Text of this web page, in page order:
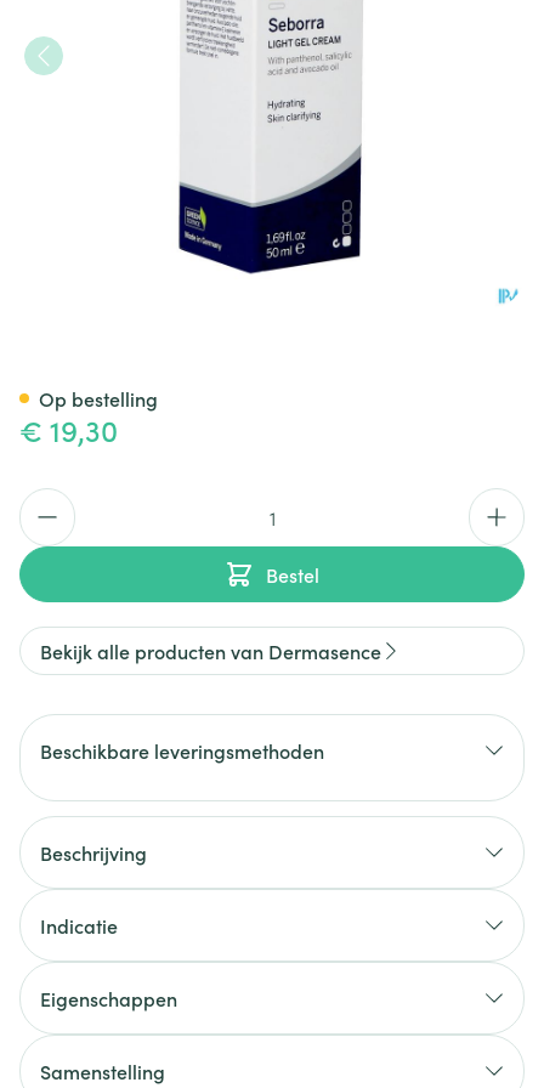
€ 19,30
Aantal
Bestel
Op bestelling
Bekijk alle producten van Dermasence
Beschikbare leveringsmethoden
Beschrijving
Indicatie
Eigenschappen
Samenstelling